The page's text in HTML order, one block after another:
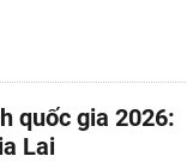
quốc gia 2026:
Lai